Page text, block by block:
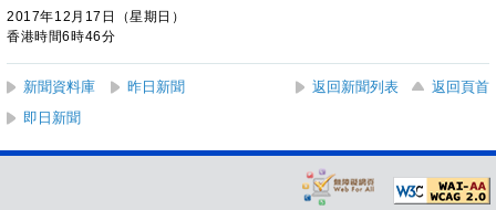
2017年12月17日（星期日）
香港時間6時46分
新聞資料庫 昨日新聞 返回新聞列表
返回頁首
即日新聞